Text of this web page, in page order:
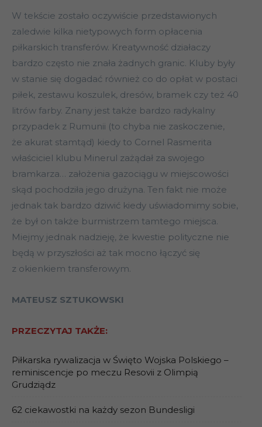
W tekście zostało oczywiście przedstawionych
zaledwie kilka nietypowych form opłacenia
piłkarskich transferów. Kreatywność działaczy
bardzo często nie znała żadnych granic. Kluby były
w stanie się dogadać również co do opłat w postaci
piłek, zestawu koszulek, dresów, bramek czy też 40
litrów farby. Znany jest także bardzo radykalny
przypadek z Rumunii (to chyba nie zaskoczenie,
że akurat stamtąd) kiedy to Cornel Rasmerita
właściciel klubu Minerul zażądał za swojego
bramkarza… założenia gazociągu w miejscowości
skąd pochodziła jego drużyna. Ten fakt nie może
jednak tak bardzo dziwić kiedy uświadomimy sobie,
że był on także burmistrzem tamtego miejsca.
Miejmy jednak nadzieję, że kwestie polityczne nie
będą w przyszłości aż tak mocno łączyć się
z okienkiem transferowym.
MATEUSZ SZTUKOWSKI
PRZECZYTAJ TAKŻE:
Piłkarska rywalizacja w Święto Wojska Polskiego –
reminiscencje po meczu Resovii z Olimpią
Grudziądz
62 ciekawostki na każdy sezon Bundesligi